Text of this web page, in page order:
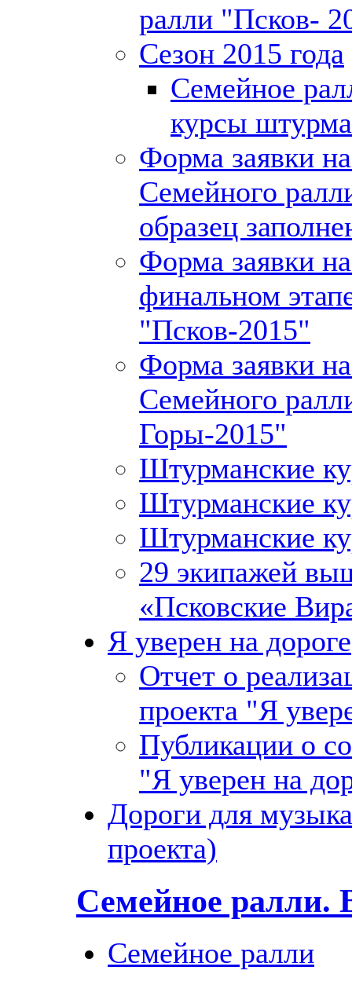
ралли "Псков-
Сезон 2015 года
Семейное
курсы
Форма заявки
Семейного
образец
Форма заявки
финальном
"Псков-2015"
Форма заявки
Семейного
Горы-2015"
Штурманские
Штурманские
Штурманские
29 экипажей
«Псковские
Я уверен на дороге
Отчет о
проекта "Я
Публикации о
"Я уверен на
Дороги для
проекта)
Семейное ралли.
Семейное ралли